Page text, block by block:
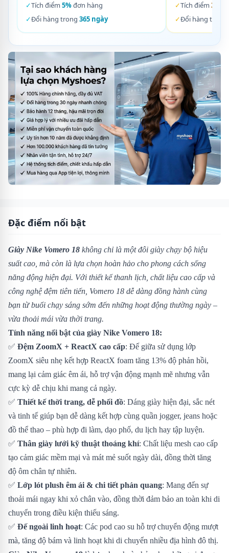
✓Tích điểm 5%đơn hàng
✓Đổi hàng trong 365 ngày
✓Tích điểm 3%
✓Đổi hàng trong
Đặc điểm nổi bật
Giày Nike Vomero 18 không chỉ là một đôi giày chạy bộ hiệu
suất cao, mà còn là lựa chọn hoàn hảo cho phong cách sống
năng động hiện đại. Với thiết kế thanh lịch, chất liệu cao cấp và
công nghệ đệm tiên tiến, Vomero 18 dễ dàng đồng hành cùng
bạn từ buổi chạy sáng sớm đến những hoạt động thường ngày –
vừa thoải mái vừa thời trang.
Tính năng nổi bật của giày Nike Vomero 18:
✅ Đệm ZoomX + ReactX cao cấp: Đế giữa sử dụng lớp
ZoomX siêu nhẹ kết hợp ReactX foam tăng 13% độ phản hồi,
mang lại cảm giác êm ái, hỗ trợ vận động mạnh mẽ nhưng vẫn
cực kỳ dễ chịu khi mang cả ngày.
✅ Thiết kế thời trang, dễ phối đồ: Dáng giày hiện đại, sắc nét
và tinh tế giúp bạn dễ dàng kết hợp cùng quần jogger, jeans hoặc
đồ thể thao – phù hợp đi làm, dạo phố, du lịch hay tập luyện.
✅ Thân giày lưới kỹ thuật thoáng khí: Chất liệu mesh cao cấp
tạo cảm giác mềm mại và mát mẻ suốt ngày dài, đồng thời tăng
độ ôm chân tự nhiên.
✅ Lớp lót plush êm ái & chi tiết phản quang: Mang đến sự
thoải mái ngay khi xỏ chân vào, đồng thời đảm bảo an toàn khi di
chuyển trong điều kiện thiếu sáng.
✅ Đế ngoài linh hoạt: Các pod cao su hỗ trợ chuyển động mượt
mà, tăng độ bám và linh hoạt khi di chuyển nhiều địa hình đô thị.